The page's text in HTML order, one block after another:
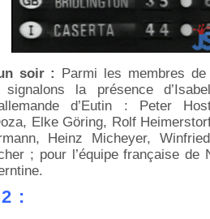
soir : Parmi les membres de
signalons la présence
d’Eutin : Peter
Elke Göring, Rolf
Heinz Micheyer,
; pour l’équipe française de
: